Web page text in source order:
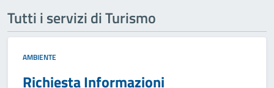
Tutti i servizi di Turismo
AMBIENTE
Richiesta Informazioni